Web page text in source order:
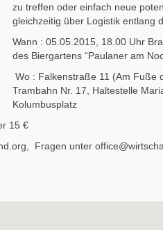
zu treffen oder einfach neue
gleichzeitig über Logistik entlang
Wann : 05.05.2015, 18.00 Uhr
des Biergartens “Paulaner am
Wo : Falkenstraße 11 (Am Fuße
Trambahn Nr. 17, Haltestelle
Kolumbusplatz
15 €
, Fragen unter